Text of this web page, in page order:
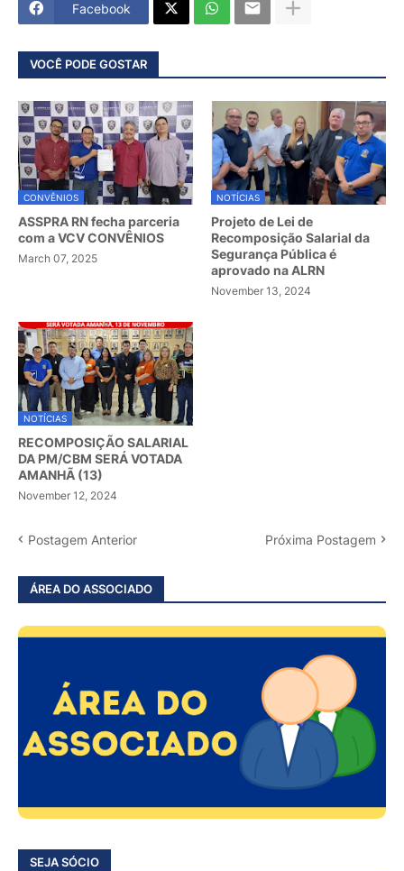
Facebook
VOCÊ PODE GOSTAR
CONVÊNIOS
ASSPRA RN fecha parceria
com a VCV CONVÊNIOS
March 07, 2025
NOTÍCIAS
Projeto de Lei de
Recomposição Salarial da
Segurança Pública é
aprovado na ALRN
November 13, 2024
NOTÍCIAS
RECOMPOSIÇÃO SALARIAL
DA PM/CBM SERÁ VOTADA
AMANHÃ (13)
November 12, 2024
Postagem Anterior Próxima Postagem
ÁREA DO ASSOCIADO
SEJA SÓCIO